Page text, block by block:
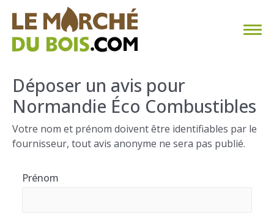
CHAUFFAGE AU BOIS
FAQ
CALCULER SA CONSOMMATION
Déposer un avis pour
Normandie Éco Combustibles
Votre nom et prénom doivent être identifiables par le
fournisseur, tout avis anonyme ne sera pas publié.
Prénom